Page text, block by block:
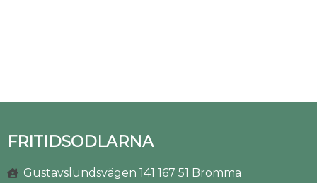
FRITIDSODLARNA
Gustavslundsvägen 141 167 51 Bromma